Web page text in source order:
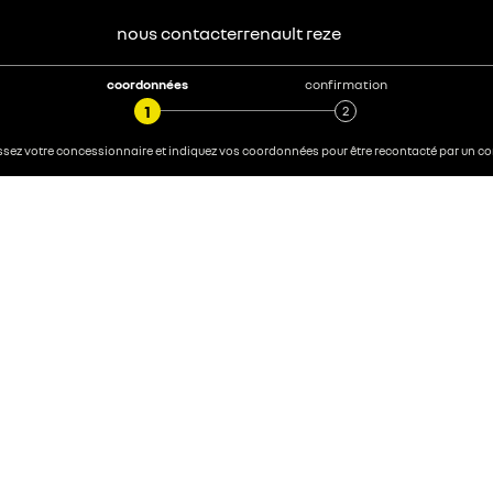
nous contacterrenault reze
coordonnées confirmation
votre concessionnaire et indiquez vos coordonnées pour être recontacté par un